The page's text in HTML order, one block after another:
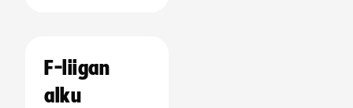
F-liigan
alku